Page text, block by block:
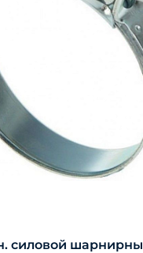
силовой